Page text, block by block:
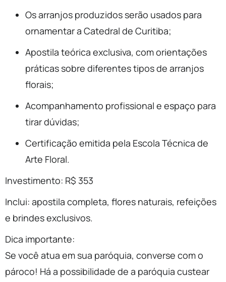
Os arranjos produzidos serão usados para
ornamentar a Catedral de Curitiba;
Apostila teórica exclusiva, com orientações
práticas sobre diferentes tipos de arranjos
florais;
Acompanhamento profissional e espaço para
tirar dúvidas;
Certificação emitida pela Escola Técnica de
Arte Floral.
Investimento: R$ 353
Inclui: apostila completa, flores naturais, refeições
e brindes exclusivos.
Dica importante:
Se você atua em sua paróquia, converse com o
pároco! Há a possibilidade de a paróquia custear